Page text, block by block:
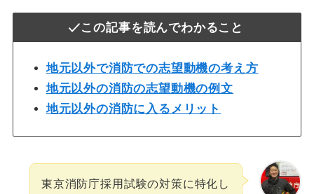
この記事を読んでわかること
地元以外で消防での志望動機の考え方
地元以外の消防の志望動機の例文
地元以外の消防に入るメリット
東京消防庁採用試験の対策に特化し